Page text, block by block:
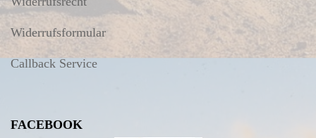
Widerrufsformular
Callback Service
FACEBOOK